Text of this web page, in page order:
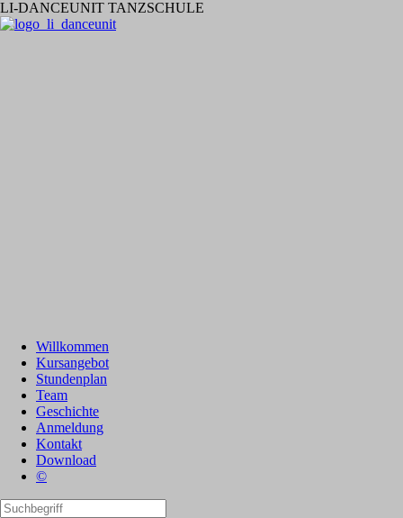
LI-DANCEUNIT TANZSCHULE
Willkommen
Kursangebot
Stundenplan
Team
Geschichte
Anmeldung
Kontakt
Download
©